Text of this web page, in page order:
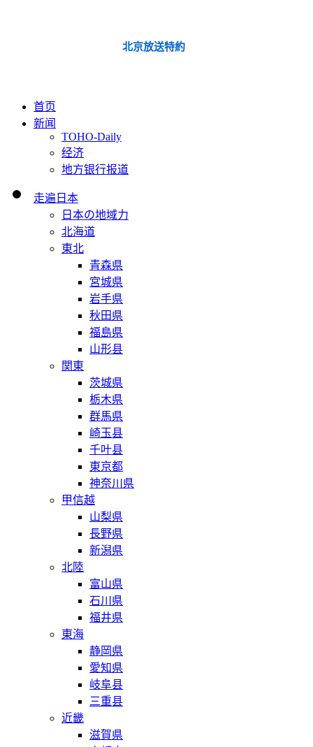
北京放送特約
首页
新闻
TOHO-Daily
经济
地方银行报道
走遍日本
日本の地域力
北海道
東北
青森県
宮城県
岩手県
秋田県
福島県
山形县
関東
茨城県
栃木県
群馬県
崎玉县
千叶县
東京都
神奈川県
甲信越
山梨県
長野県
新潟県
北陸
富山県
石川県
福井県
東海
静岡県
愛知県
岐阜县
三重县
近畿
滋賀県